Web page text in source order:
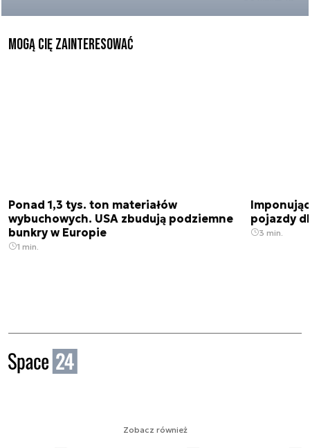
Mogą Cię zainteresować
Ponad 1,3 tys. ton materiałów
wybuchowych. USA zbudują podziemne
bunkry w Europie
1 min.
pojazdy
3 min.
Zobacz również